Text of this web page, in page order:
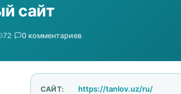
сайт
72· 0 комментариев
САЙТ: https://tanlov.uz/ru/